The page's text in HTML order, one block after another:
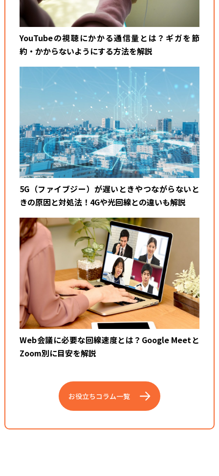
YouTubeの視聴にかかる通信量とは？ギガを節
約・かからないようにする方法を解説
5G（ファイブジー）が遅いときやつながらないと
きの原因と対処法！4Gや光回線との違いも解説
Web会議に必要な回線速度とは？Google Meetと
Zoom別に目安を解説
お役立ちコラム一覧